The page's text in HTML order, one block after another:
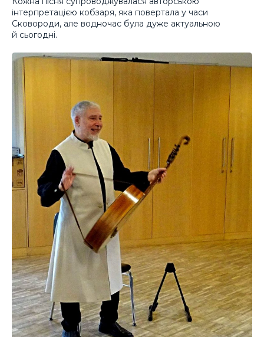
інтерпретацією кобзаря, яка повертала у часи
Сковороди, але водночас була дуже актуальною
й сьогодні.